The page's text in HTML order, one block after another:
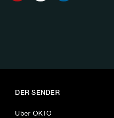
DER SENDER
Über OKTO